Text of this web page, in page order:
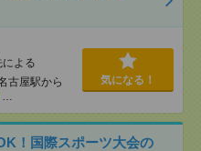
よる
古屋駅から
…
気になる！
！国際スポーツ大会の